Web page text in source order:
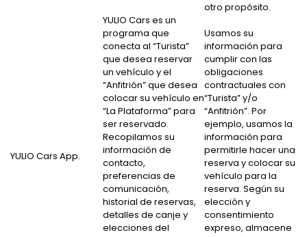
otro propósito.
YULIO Cars App.
YULIO Cars es un
programa que
conecta al “Turista”
que desea reservar
un vehículo y el
“Anfitrión” que desea
colocar su vehículo en
“La Plataforma” para
ser reservado.
Recopilamos su
información de
contacto,
preferencias de
comunicación,
historial de reservas,
detalles de canje y
elecciones del
Usamos su
información para
cumplir con las
obligaciones
contractuales con
“Turista” y/o
“Anfitrión”. Por
ejemplo, usamos la
información para
permitirle hacer una
reserva y colocar su
vehículo para la
reserva. Según su
elección y
consentimiento
expreso, almacene